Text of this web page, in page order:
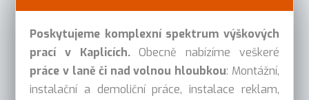
Poskytujeme komplexní spektrum výškových
prací v Kaplicích.Obecně nabízíme veškeré
práce v laně či nad volnou hloubkou: Montážní,
instalační a demoliční práce, instalace reklam,